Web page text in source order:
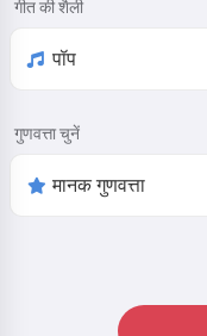
गीत की शैली
गुणवत्ता चुनें